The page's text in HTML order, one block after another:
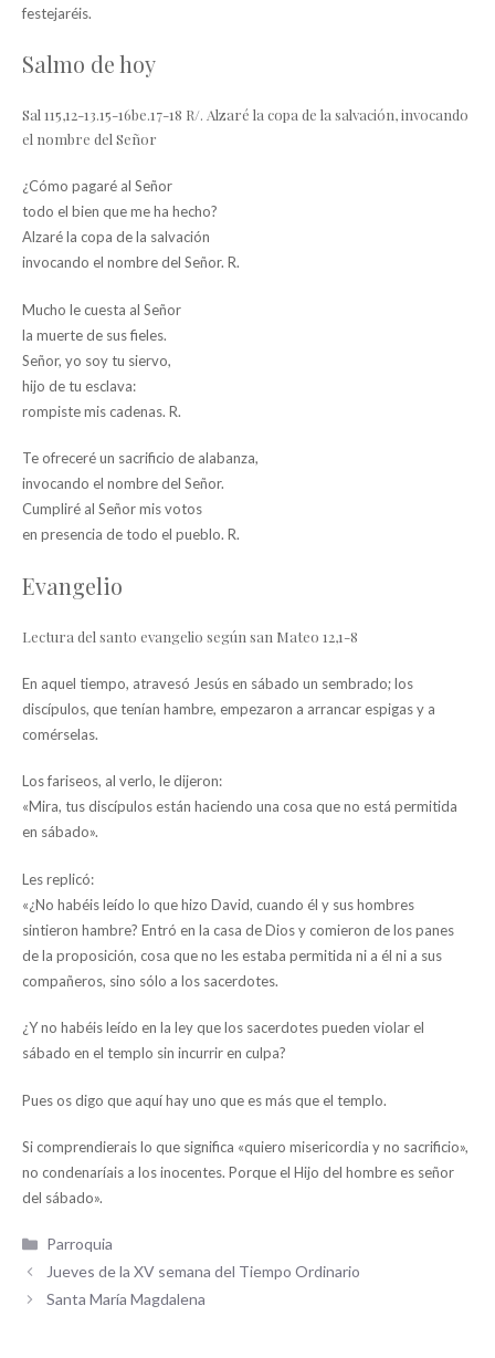
festejaréis.
Salmo de hoy
Sal 115,12-13.15-16be.17-18 R/. Alzaré la copa de la salvación, invocando
el nombre del Señor
¿Cómo pagaré al Señor
todo el bien que me ha hecho?
Alzaré la copa de la salvación
invocando el nombre del Señor. R.
Mucho le cuesta al Señor
la muerte de sus fieles.
Señor, yo soy tu siervo,
hijo de tu esclava:
rompiste mis cadenas. R.
Te ofreceré un sacrificio de alabanza,
invocando el nombre del Señor.
Cumpliré al Señor mis votos
en presencia de todo el pueblo. R.
Evangelio
Lectura del santo evangelio según san Mateo 12,1-8
En aquel tiempo, atravesó Jesús en sábado un sembrado; los
discípulos, que tenían hambre, empezaron a arrancar espigas y a
comérselas.
Los fariseos, al verlo, le dijeron:
«Mira, tus discípulos están haciendo una cosa que no está permitida
en sábado».
Les replicó:
«¿No habéis leído lo que hizo David, cuando él y sus hombres
sintieron hambre? Entró en la casa de Dios y comieron de los panes
de la proposición, cosa que no les estaba permitida ni a él ni a sus
compañeros, sino sólo a los sacerdotes.
¿Y no habéis leído en la ley que los sacerdotes pueden violar el
sábado en el templo sin incurrir en culpa?
Pues os digo que aquí hay uno que es más que el templo.
Si comprendierais lo que significa «quiero misericordia y no sacrificio»,
no condenaríais a los inocentes. Porque el Hijo del hombre es señor
del sábado».
Categorías
Parroquia
Jueves de la XV semana del Tiempo Ordinario
Santa María Magdalena